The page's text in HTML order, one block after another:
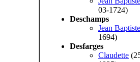
03-1724)
Deschamps
Jean Baptiste
1694)
Desfarges
Claudette